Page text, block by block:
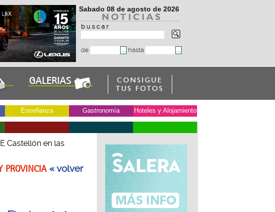
Sabado 08 de agosto de 2026
b u s c a r
de hasta
Enseñanza Gastronomía Hoteles y Alojamiento
Castellón en las
PROVINCIA« volver